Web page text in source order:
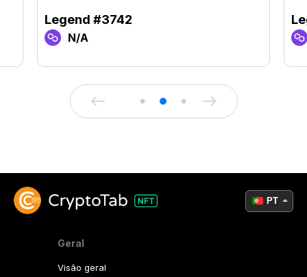
Legend #3742
N/A
Geral
Visão geral
PT